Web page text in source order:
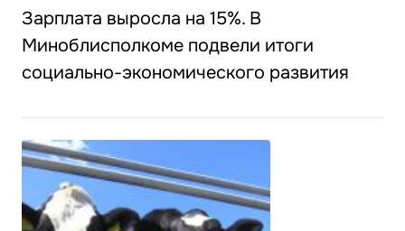
Зарплата выросла на 15%. В
Миноблисполкоме подвели итоги
социально-экономического развития